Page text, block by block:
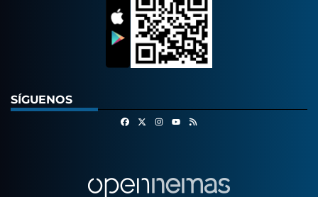
SÍGUENOS
FacebookInstagram